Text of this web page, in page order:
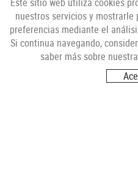
nuestros servicios y
preferencias mediante el
Si continua navegando,
saber más sobre